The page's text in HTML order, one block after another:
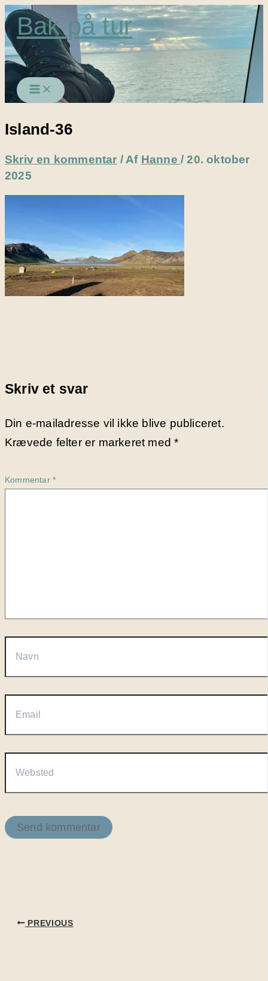
Gå
til
indholdet
Bak på tur
Island-36
Skriv en kommentar / Af Hanne/20. oktober
2025
Skriv et svar
Din e-mailadresse vil ikke blive publiceret.
Krævede felter er markeret med*
Kommentar *
PREVIOUS